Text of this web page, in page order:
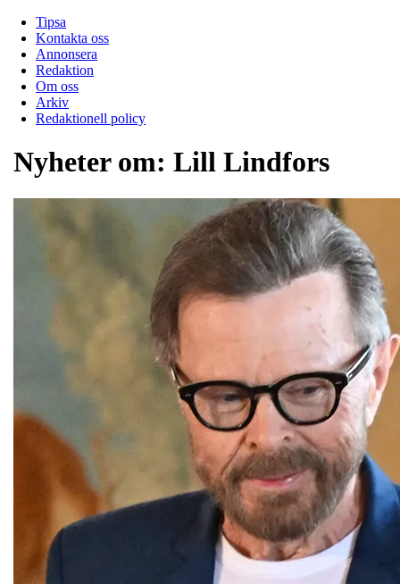
Tipsa
Kontakta oss
Annonsera
Redaktion
Om oss
Arkiv
Redaktionell policy
Nyheter om: Lill Lindfors